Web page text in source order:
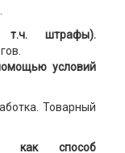
штрафы).
условий
Товарный
как способ